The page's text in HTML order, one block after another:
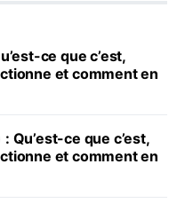
ce que c’est,
et comment en
Qu’est-ce que c’est,
et comment en